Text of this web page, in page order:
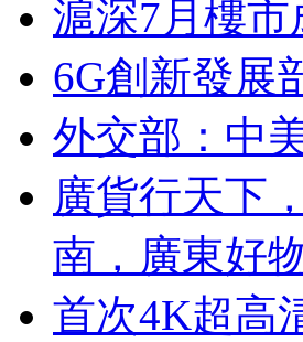
滬深7月樓市
6G創新發展
外交部：中
廣貨行天下
南，廣東好
首次4K超高